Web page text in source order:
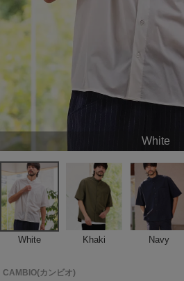
White
White Khaki Navy
CAMBIO(カンビオ)